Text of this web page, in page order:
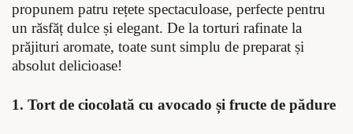
propunem patru rețete spectaculoase, perfecte pentru
un răsfăț dulce și elegant. De la torturi rafinate la
prăjituri aromate, toate sunt simplu de preparat și
absolut delicioase!
1. Tort de ciocolată cu avocado și fructe de pădure